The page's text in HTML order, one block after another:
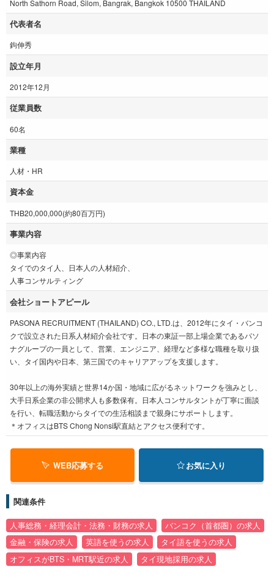
North Sathorn Road, Silom, Bangrak, Bangkok 10500 THAILAND
代表者名
鉤伸秀
設立年月
2012年12月
従業員数
60名
業種
人材・HR
資本金
THB20,000,000(約80百万円)
事業内容
◎事業内容
タイでのタイ人、日本人の人材紹介、
人事コンサルティング
会社ショートアピール
PASONA RECRUITMENT (THAILAND) CO., LTD.は、2012年にタイ・バンコ
クで設立された日系人材紹介会社です。日本の東証一部上場企業であるパソ
ナグループの一員として、営業、エンジニア、経理など多様な職種を取り扱
い、タイ国内や日本、第三国でのキャリアアップを支援します。
30年以上の海外実績と世界14か国・地域に広がるネットワークを強みとし、
大手日系企業の非公開求人も多数保有。日本人コンサルタントが丁寧に面談
を行い、転職活動からタイでの生活相談まで親身にサポートします。
＊オフィスはBTS Chong Nonsi駅直結とアクセス便利です。
WEB応募する お気に入り
関連条件
人事総務・経理会計・法務・財務の求人
バンコク（首都圏）の求人
金融・保険の求人
英語を使うの求人
タイ語を使うの求人
オフィスがBTS・MRT駅近の求人
タイ現地採用の求人